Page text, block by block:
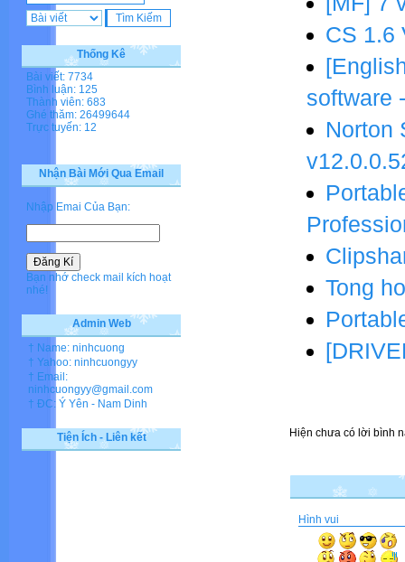
CS 1.6
software
Norton
Tong
Hiện chưa có lời bình
Hình vui
Thống Kê
Bài viết: 7734
Bình luận: 125
Thành viên: 683
Ghé thăm: 26499644
Trực tuyến: 12
Nhận Bài Mới Qua Email
Nhập Emai Của Bạn:
Bạn nhớ check mail kích hoạt
nhé!
Admin Web
† Name: ninhcuong
† Yahoo: ninhcuongyy
† Email:
ninhcuongyy@gmail.com
† ĐC: Ý Yên - Nam Dinh
Tiện Ích - Liên kết